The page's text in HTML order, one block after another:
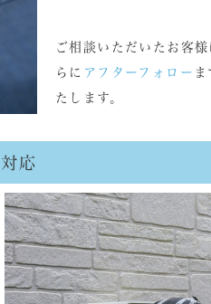
ご相談いただいたお客様
らに アフターフォロー
たします。
応